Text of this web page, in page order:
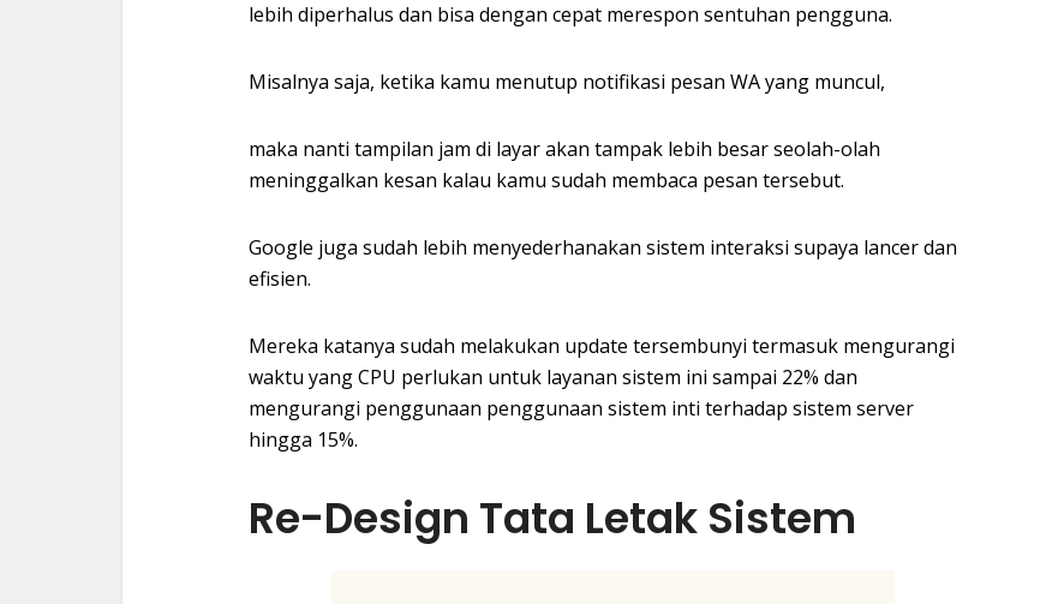
lebih diperhalus dan bisa dengan cepat merespon sentuhan pengguna.
Misalnya saja, ketika kamu menutup notifikasi pesan WA yang muncul,
maka nanti tampilan jam di layar akan tampak lebih besar seolah-olah
meninggalkan kesan kalau kamu sudah membaca pesan tersebut.
Google juga sudah lebih menyederhanakan sistem interaksi supaya lancer dan
efisien.
Mereka katanya sudah melakukan update tersembunyi termasuk mengurangi
waktu yang CPU perlukan untuk layanan sistem ini sampai 22% dan
mengurangi penggunaan penggunaan sistem inti terhadap sistem server
hingga 15%.
Re-Design Tata Letak Sistem